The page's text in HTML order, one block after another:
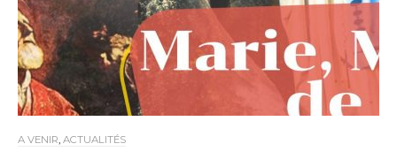
A VENIR, ACTUALITÉS